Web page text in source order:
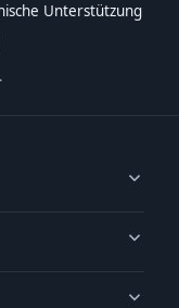
Unterstützung